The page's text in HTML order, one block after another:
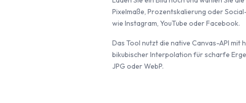
Pixelmaße, Prozentskalierung oder
wie Instagram, YouTube oder Facebook.
Das Tool nutzt die native Canvas-API mit
bikubischer Interpolation für scharfe
JPG oder WebP.